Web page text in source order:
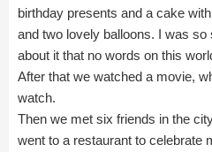
birthday presents and a cake
and two lovely balloons. I was
about it that no words on this
After that we watched a movie,
watch.
Then we met six friends in the
went to a restaurant to celebrate